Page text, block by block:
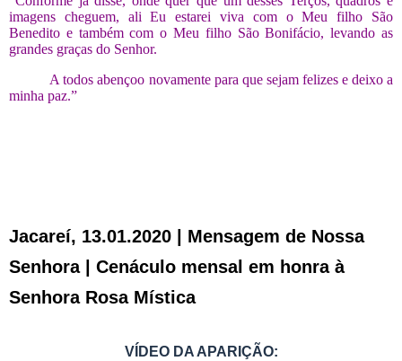
imagens cheguem, aliEu estareiviva com o Meu filho São
Benedito e também com o Meu filho São Bonifácio, levando as
grandes graças do Senhor.
A todos abençoo novamente para que sejam felizes e deixo a
minha paz.”
Jacareí, 13.01.2020 | Mensagem de Nossa
Senhora | Cenáculo mensal em honra à
Senhora Rosa Mística
VÍDEO DA APARIÇÃO: